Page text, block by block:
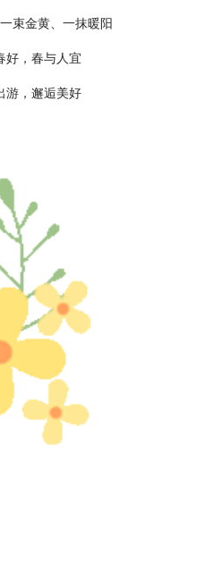
束金黄、一抹暖阳
好，春与人宜
游，邂逅美好